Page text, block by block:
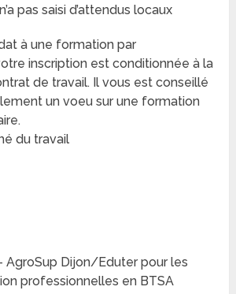
pas saisi d’attendus locaux
à une formation par
inscription est conditionnée à la
de travail. Il vous est conseillé
un voeu sur une formation
du travail
AgroSup Dijon/Eduter pour les
professionnelles en BTSA